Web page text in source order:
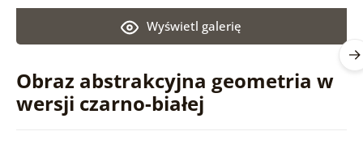
Obraz abstrakcyjna geometria w
wersji czarno-białej
Wyświetl galerię